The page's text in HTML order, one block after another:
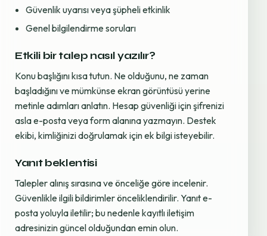
Güvenlik uyarısı veya şüpheli etkinlik
Genel bilgilendirme soruları
Etkili bir talep nasıl yazılır?
Konu başlığını kısa tutun. Ne olduğunu, ne zaman
başladığını ve mümkünse ekran görüntüsü yerine
metinle adımları anlatın. Hesap güvenliği için şifrenizi
asla e-posta veya form alanına yazmayın. Destek
ekibi, kimliğinizi doğrulamak için ek bilgi isteyebilir.
Yanıt beklentisi
Talepler alınış sırasına ve önceliğe göre incelenir.
Güvenlikle ilgili bildirimler önceliklendirilir. Yanıt e-
posta yoluyla iletilir; bu nedenle kayıtlı iletişim
adresinizin güncel olduğundan emin olun.